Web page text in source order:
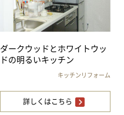
ダークウッドとホワイトウッ
ドの明るいキッチン
キッチンリフォーム
詳しくはこちら